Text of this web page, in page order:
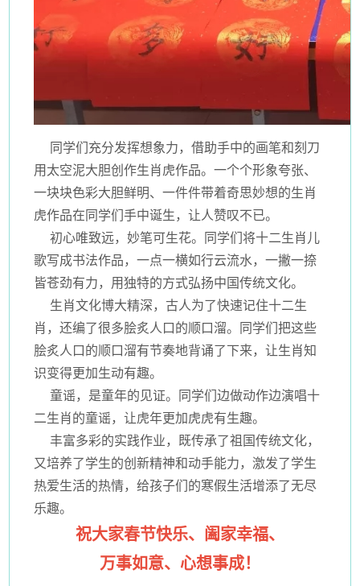
同学们充分发挥想象力，借助手中的画笔和刻刀
用太空泥大胆创作生肖虎作品。一个个形象夸张、
一块块色彩大胆鲜明、一件件带着奇思妙想的生肖
虎作品在同学们手中诞生，让人赞叹不已。
初心唯致远，妙笔可生花。同学们将十二生肖儿
歌写成书法作品，一点一横如行云流水，一撇一捺
皆苍劲有力，用独特的方式弘扬中国传统文化。
生肖文化博大精深，古人为了快速记住十二生
肖，还编了很多脍炙人口的顺口溜。同学们把这些
脍炙人口的顺口溜有节奏地背诵了下来，让生肖知
识变得更加生动有趣。
童谣，是童年的见证。同学们边做动作边演唱十
二生肖的童谣，让虎年更加虎虎有生趣。
丰富多彩的实践作业，既传承了祖国传统文化，
又培养了学生的创新精神和动手能力，激发了学生
热爱生活的热情，给孩子们的寒假生活增添了无尽
乐趣。
祝大家春节快乐、阖家幸福、
万事如意、心想事成！